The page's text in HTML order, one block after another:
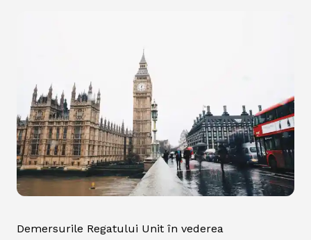
Demersurile Regatului Unit în vederea